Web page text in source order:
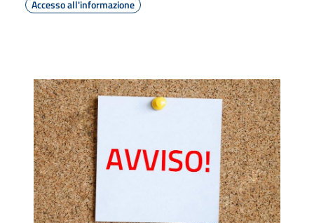
Accesso all'informazione